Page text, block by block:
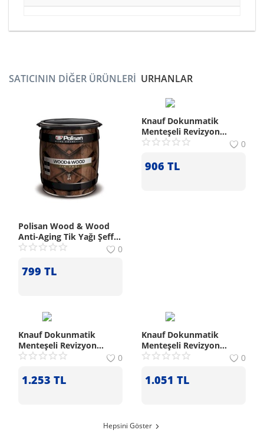
SATICININ DIĞER ÜRÜNLERI URHANLAR
Polisan Wood & Wood
Anti-Aging Tik Yağı Şeffaf
0.75 L
0
799 TL
Knauf Dokunmatik
Menteşeli Revizyon
Kapağı (50x50 cm)
0
906 TL
Knauf Dokunmatik
Menteşeli Revizyon
Kapağı (40x100 cm)
0
1.253 TL
Knauf Dokunmatik
Menteşeli Revizyon
Kapağı (40x60 cm)
0
1.051 TL
Hepsini Göster